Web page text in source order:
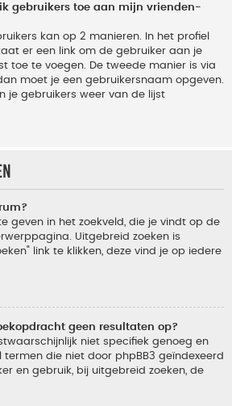
gebruikers toe aan mijn vrienden-
kan op 2 manieren. In het profiel
er een link om de gebruiker aan je
toe te voegen. De tweede manier is via
moet je een gebruikersnaam opgeven.
je gebruikers weer van de lijst
geven in het zoekveld, die je vindt op de
Uitgebreid zoeken is
link te klikken, deze vind je op iedere
geen resultaten op?
niet specifiek genoeg en
die niet door phpBB3 geïndexeerd
en gebruik, bij uitgebreid zoeken, de